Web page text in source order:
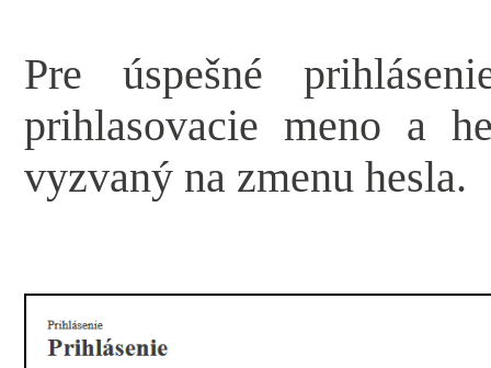
Pre úspešné
prihlasovacie meno a
vyzvaný na zmenu hesla.